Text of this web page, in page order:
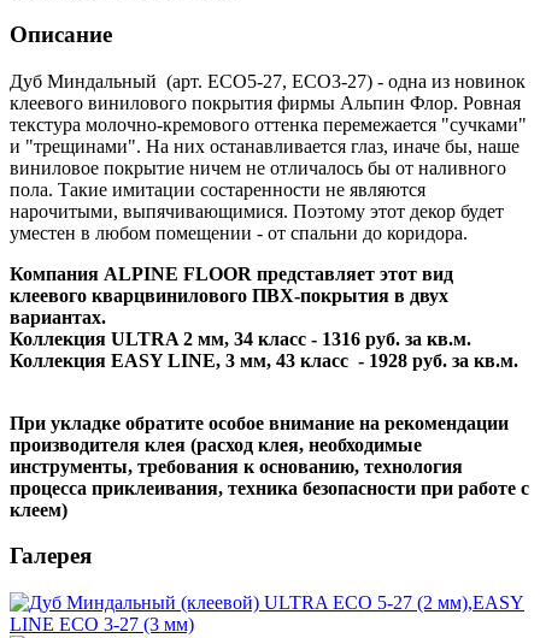
Описание
Дуб Миндальный (арт. ЕСО5-27, ЕСО3-27) - одна из новинок
клеевого винилового покрытия фирмы Альпин Флор. Ровная
текстура молочно-кремового оттенка перемежается "сучками"
и "трещинами". На них останавливается глаз, иначе бы, наше
виниловое покрытие ничем не отличалось бы от наливного
пола. Такие имитации состаренности не являются
нарочитыми, выпячивающимися. Поэтому этот декор будет
уместен в любом помещении - от спальни до коридора.
Компания ALPINE FLOOR представляет этот вид
клеевого кварцвинилового ПВХ-покрытия в двух
вариантах.
Коллекция ULTRA 2 мм, 34 класс - 1316 руб. за кв.м.
Коллекция EASY LINE, 3 мм, 43 класс - 1928 руб. за кв.м.
При укладке обратите особое внимание на рекомендации
производителя клея (расход клея, необходимые
инструменты, требования к основанию, технология
процесса приклеивания, техника безопасности при работе с
клеем)
Галерея